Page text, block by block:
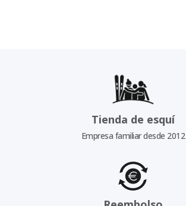
Tienda de esquí
Empresa familiar desde 2012